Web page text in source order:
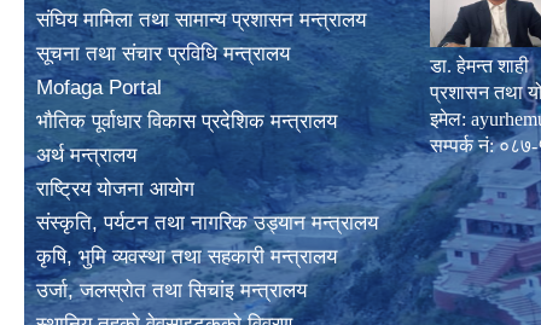
संघिय मामिला तथा सामान्य प्रशासन मन्त्रालय
सूचना तथा संचार प्रविधि मन्त्रालय
Mofaga Portal
भाैतिक पूर्वाधार विकास प्रदेशिक मन्त्रालय
अर्थ मन्त्रालय
राष्ट्रिय योजना आयोग
संस्कृति, पर्यटन तथा नागरिक उड्यान मन्त्रालय
कृषि, भुमि व्यवस्था तथा सहकारी मन्त्रालय
उर्जा, जलस्राेत तथा सिचांइ मन्त्रालय
डा. हेमन्त शाही
प्रशासन तथा
इमेल:
सम्पर्क नं: